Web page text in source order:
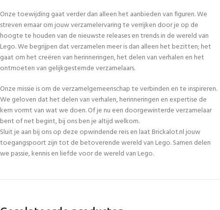
Onze toewijding gaat verder dan alleen het aanbieden van figuren. We
streven ernaar om jouw verzamelervaring te verrijken door je op de
hoogte te houden van de nieuwste releases en trends in de wereld van
Lego. We begrijpen dat verzamelen meer is dan alleen het bezitten; het
gaat om het creëren van herinneringen, het delen van verhalen en het
ontmoeten van gelijkgestemde verzamelaars.
Onze missie is om de verzamelgemeenschap te verbinden en te inspireren.
We geloven dat het delen van verhalen, herinneringen en expertise de
kern vormt van wat we doen. Of je nu een doorgewinterde verzamelaar
bent of net begint, bij ons ben je altijd welkom.
Sluit je aan bij ons op deze opwindende reis en laat Brickalot.nl jouw
toegangspoort zijn tot de betoverende wereld van Lego. Samen delen
we passie, kennis en liefde voor de wereld van Lego.